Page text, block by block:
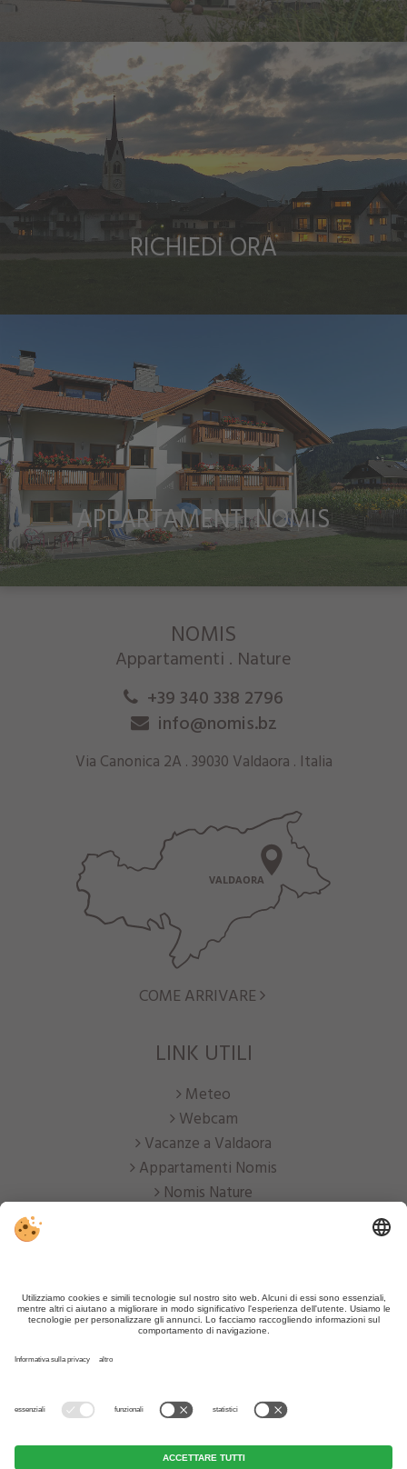
RICHIEDI ORA
APPARTAMENTI NOMIS
LINK UTILI
Meteo
Webcam
Vacanze a Valdaora
Appartamenti Nomis
Nomis Nature
NOMIS
Appartamenti . Nature
+39 340 338 2796
info@nomis.bz
Via Canonica 2A . 39030 Valdaora . Italia
COME ARRIVARE
IT021106B4QQ3PKJTH . CIN Appartements Nomis Nature: